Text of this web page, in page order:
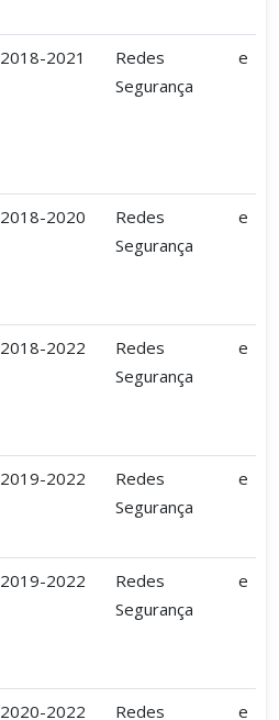
2018-2021
Redes e
Segurança
2018-2020
Redes e
Segurança
2018-2022
Redes e
Segurança
2019-2022
Redes e
Segurança
2019-2022
Redes e
Segurança
2020-2022 Redes e